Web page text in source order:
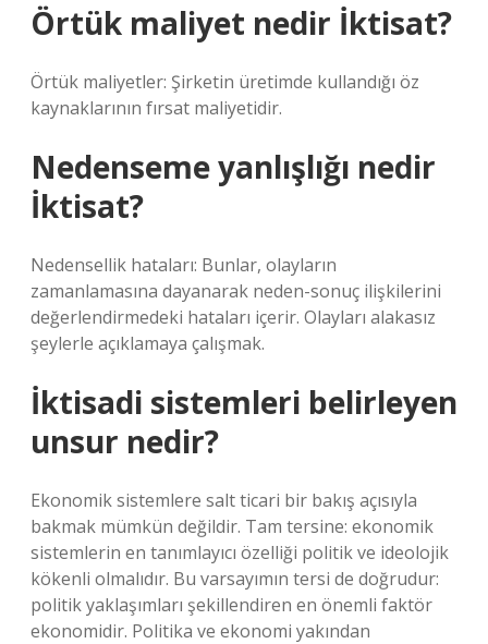
Örtük maliyet nedir İktisat?
Örtük maliyetler: Şirketin üretimde kullandığı öz
kaynaklarının fırsat maliyetidir.
Nedenseme yanlışlığı nedir
İktisat?
Nedensellik hataları: Bunlar, olayların
zamanlamasına dayanarak neden-sonuç ilişkilerini
değerlendirmedeki hataları içerir. Olayları alakasız
şeylerle açıklamaya çalışmak.
İktisadi sistemleri belirleyen
unsur nedir?
Ekonomik sistemlere salt ticari bir bakış açısıyla
bakmak mümkün değildir. Tam tersine: ekonomik
sistemlerin en tanımlayıcı özelliği politik ve ideolojik
kökenli olmalıdır. Bu varsayımın tersi de doğrudur:
politik yaklaşımları şekillendiren en önemli faktör
ekonomidir. Politika ve ekonomi yakından